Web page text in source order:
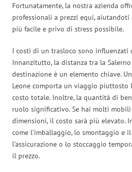
Fortunatamente, la nostra azienda
professionali a prezzi equi,
più facile e privo di stress possibile.
I costi di un trasloco sono influenzati
Innanzitutto, la distanza tra la
destinazione è un elemento chiave.
Leone comporta un viaggio piuttosto
costo totale. Inoltre, la quantità di
ruolo significativo. Se hai molti
dimensioni, il costo sarà più elevato.
come l’imballaggio, lo smontaggio e
l’assicurazione o lo stoccaggio
il prezzo.